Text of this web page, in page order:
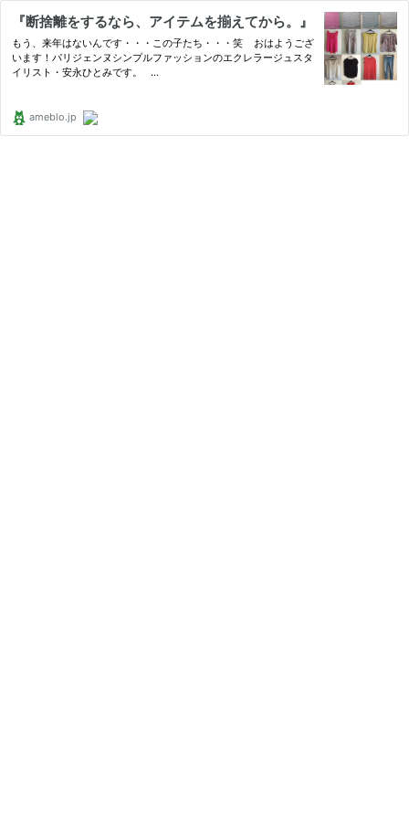
『断捨離をするなら、アイテムを揃えてから。』
もう、来年はないんです・・・この子たち・・・笑 おはようござ
います！パリジェンヌシンプルファッションのエクレラージュスタ
イリスト・安永ひとみです。 …
ameblo.jp